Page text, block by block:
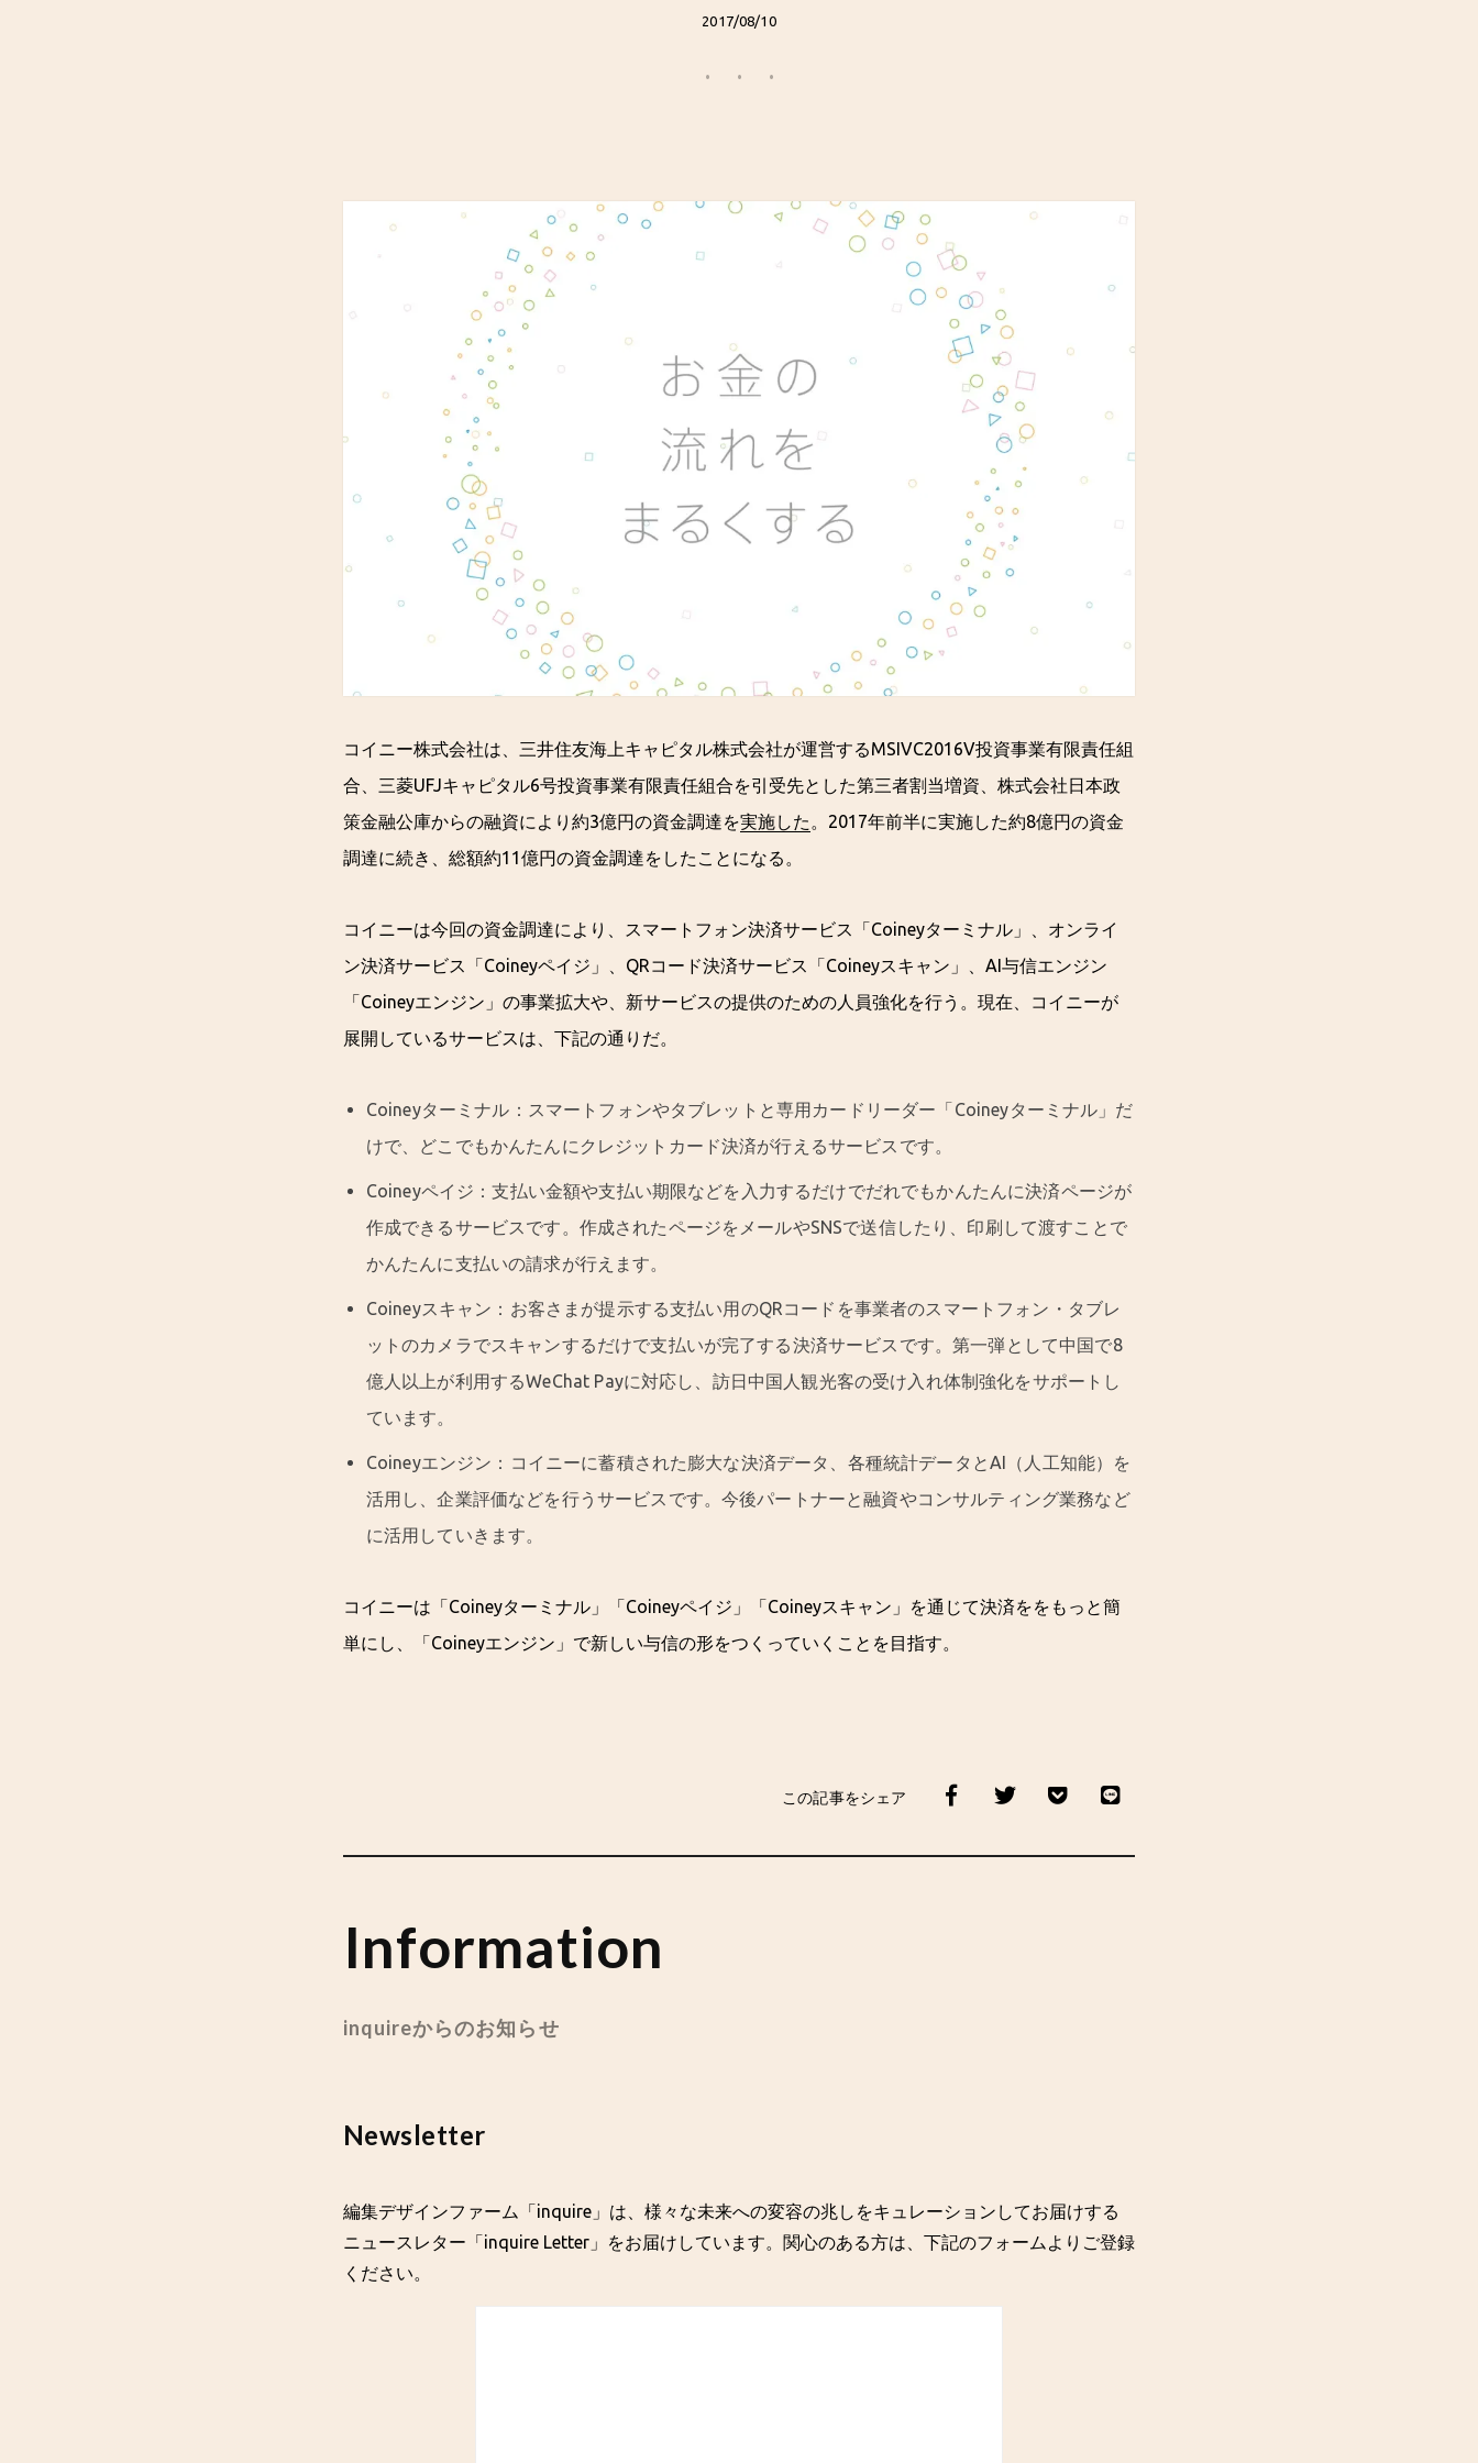
2017/08/10
コイニー株式会社は、三井住友海上キャピタル株式会社が運営するMSIVC2016V投資事業有限責任組
合、三菱UFJキャピタル6号投資事業有限責任組合を引受先とした第三者割当増資、株式会社日本政
策金融公庫からの融資により約3億円の資金調達を実施した 。2017年前半に実施した約8億円の資金
調達に続き、総額約11億円の資金調達をしたことになる。
コイニーは今回の資金調達により、スマートフォン決済サービス「Coineyターミナル」、オンライ
ン決済サービス「Coineyペイジ」、QRコード決済サービス「Coineyスキャン」、AI与信エンジン
「Coineyエンジン」の事業拡大や、新サービスの提供のための人員強化を行う。現在、コイニーが
展開しているサービスは、下記の通りだ。
Coineyターミナル：スマートフォンやタブレットと専用カードリーダー「Coineyターミナル」だ
けで、どこでもかんたんにクレジットカード決済が行えるサービスです。
Coineyペイジ：支払い金額や支払い期限などを入力するだけでだれでもかんたんに決済ページが
作成できるサービスです。作成されたページをメールやSNSで送信したり、印刷して渡すことで
かんたんに支払いの請求が行えます。
Coineyスキャン：お客さまが提示する支払い用のQRコードを事業者のスマートフォン・タブレ
ットのカメラでスキャンするだけで支払いが完了する決済サービスです。第一弾として中国で8
億人以上が利用するWeChat Payに対応し、訪日中国人観光客の受け入れ体制強化をサポートし
ています。
Coineyエンジン：コイニーに蓄積された膨大な決済データ、各種統計データとAI（人工知能）を
活用し、企業評価などを行うサービスです。今後パートナーと融資やコンサルティング業務など
に活用していきます。
コイニーは「Coineyターミナル」「Coineyペイジ」「Coineyスキャン」を通じて決済ををもっと簡
単にし、「Coineyエンジン」で新しい与信の形をつくっていくことを目指す。
この記事をシェア
Information
inquireからのお知らせ
Newsletter
編集デザインファーム「inquire」は、様々な未来への変容の兆しをキュレーションしてお届けする
ニュースレター「inquire Letter」をお届けしています。関心のある方は、下記のフォームよりご登録
ください。